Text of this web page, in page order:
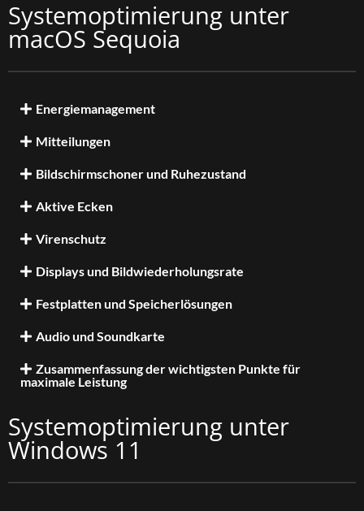
Systemoptimierung unter
macOS Sequoia
Energiemanagement
Mitteilungen
Bildschirmschoner und Ruhezustand
Aktive Ecken
Virenschutz
Displays und Bildwiederholungsrate
Festplatten und Speicherlösungen
Audio und Soundkarte
Zusammenfassung der wichtigsten Punkte für
maximale Leistung
Systemoptimierung unter
Windows 11